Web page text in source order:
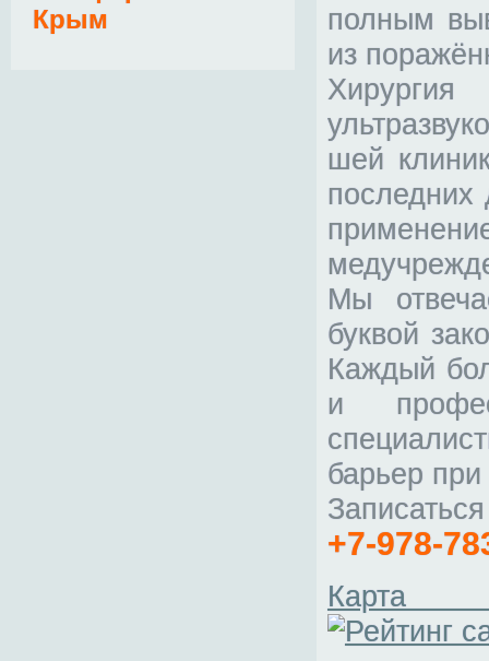
полным
из
шей
последних
Мы
буквой
Каждый
и
барьер
+7-978-
Крым